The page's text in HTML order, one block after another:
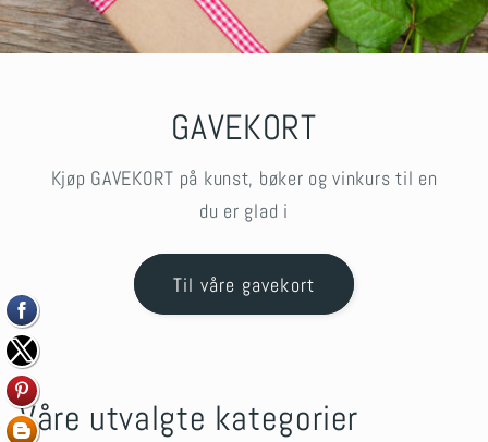
GAVEKORT
Kjøp GAVEKORT på kunst, bøker og vinkurs til en
du er glad i
Til våre gavekort
Våre utvalgte kategorier